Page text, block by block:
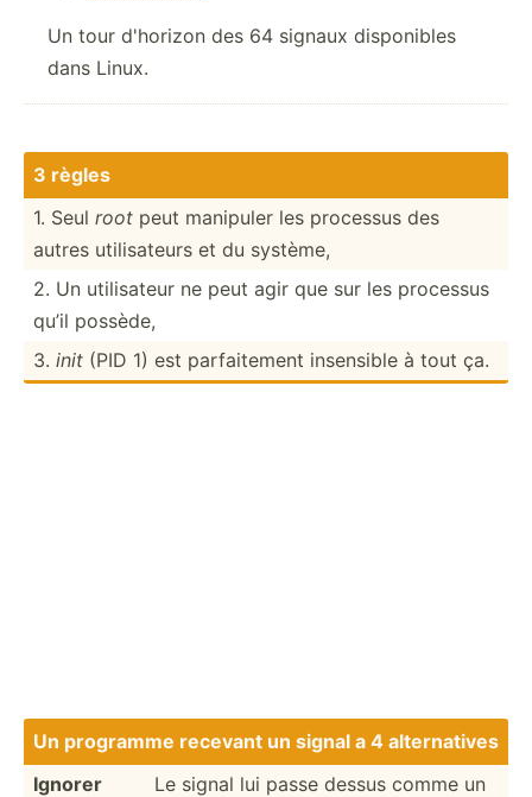
Un tour d'horizon des 64 signaux disponibles
dans Linux.
3 règles
1. Seul root peut manipuler les processus des
autres utilis­ateurs et du système,
2. Un utilis­ateur ne peut agir que sur les processus
qu’il possède,
3. init (PID 1) est parfai­tement insensible à tout ça.
Un programme recevant un signal a 4 altern­atives
Ignorer
Le signal lui passe dessus comme un